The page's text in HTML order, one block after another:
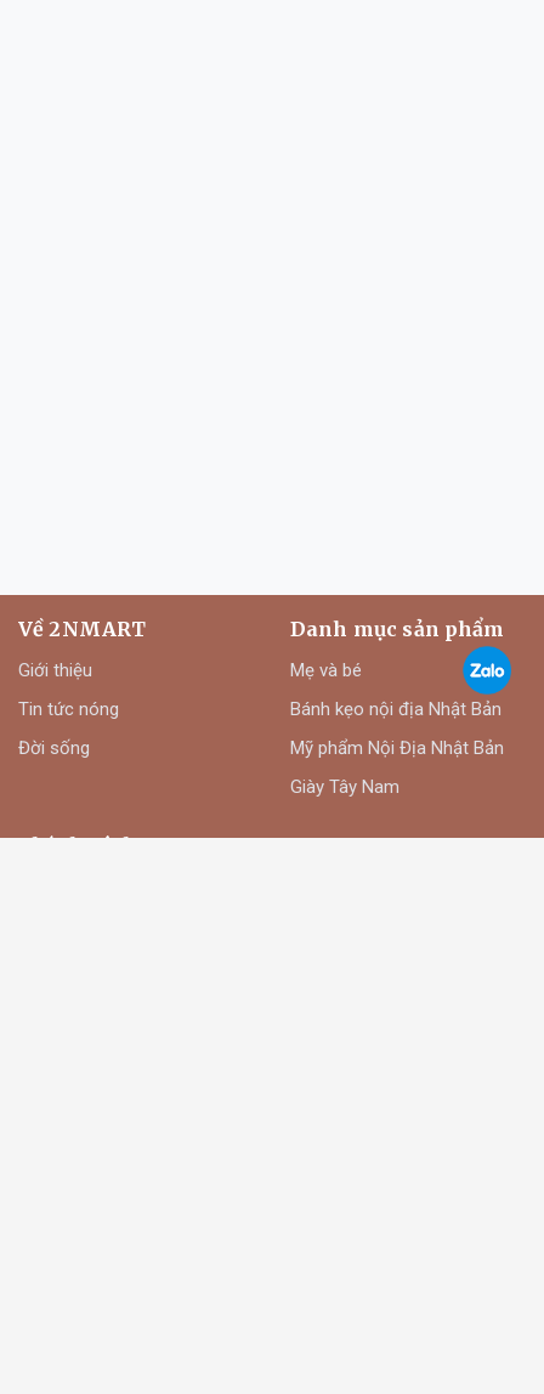
Về 2NMART
Giới thiệu
Tin tức nóng
Đời sống
Danh mục sản phẩm
Mẹ và bé
Bánh kẹo nội địa Nhật Bản
Mỹ phẩm Nội Địa Nhật Bản
Giày Tây Nam
Chính sách